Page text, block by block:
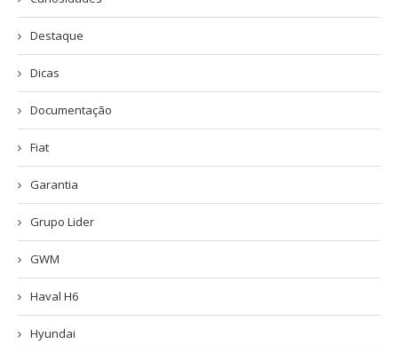
Destaque
Dicas
Documentação
Fiat
Garantia
Grupo Lider
GWM
Haval H6
Hyundai